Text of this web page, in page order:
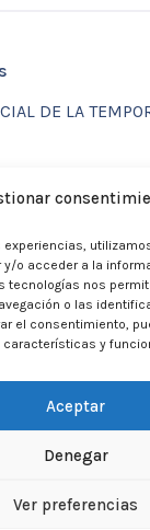
experiencias,
o acceder a la
tecnologías nos
o las
el consentimiento,
y
Aceptar
Denegar
Ver preferencias
DE LA
2026